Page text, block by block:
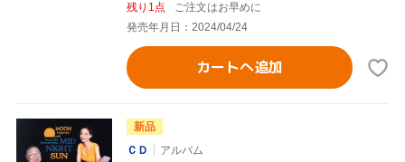
残り1点
ご注文はお早めに
発売年月日：2024/04/24
カートへ追加
新品
ＣＤ
アルバム